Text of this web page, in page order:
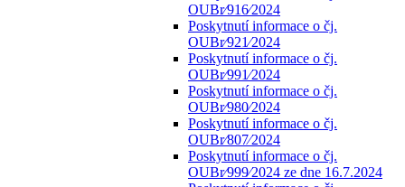
OUBr⁄916⁄2024
Poskytnutí informace o čj.
OUBr⁄921⁄2024
Poskytnutí informace o čj.
OUBr⁄991⁄2024
Poskytnutí informace o čj.
OUBr⁄980⁄2024
Poskytnutí informace o čj.
OUBr⁄807⁄2024
Poskytnutí informace o čj.
OUBr⁄999⁄2024 ze dne 16.7.2024